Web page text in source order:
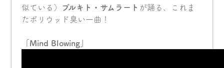
似ている）
プルキト・サムラート が踊る、これま
たボリウッド臭い一曲！
「Mind Blowing」